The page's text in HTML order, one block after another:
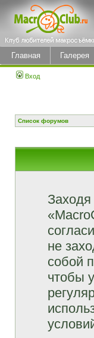
Главная Галерея
Вход
Список форумов
не
собой
чтобы